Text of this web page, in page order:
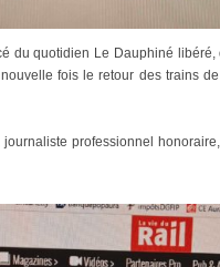
du quotidien Le Dauphiné
fois le retour des trains
journaliste professionnel